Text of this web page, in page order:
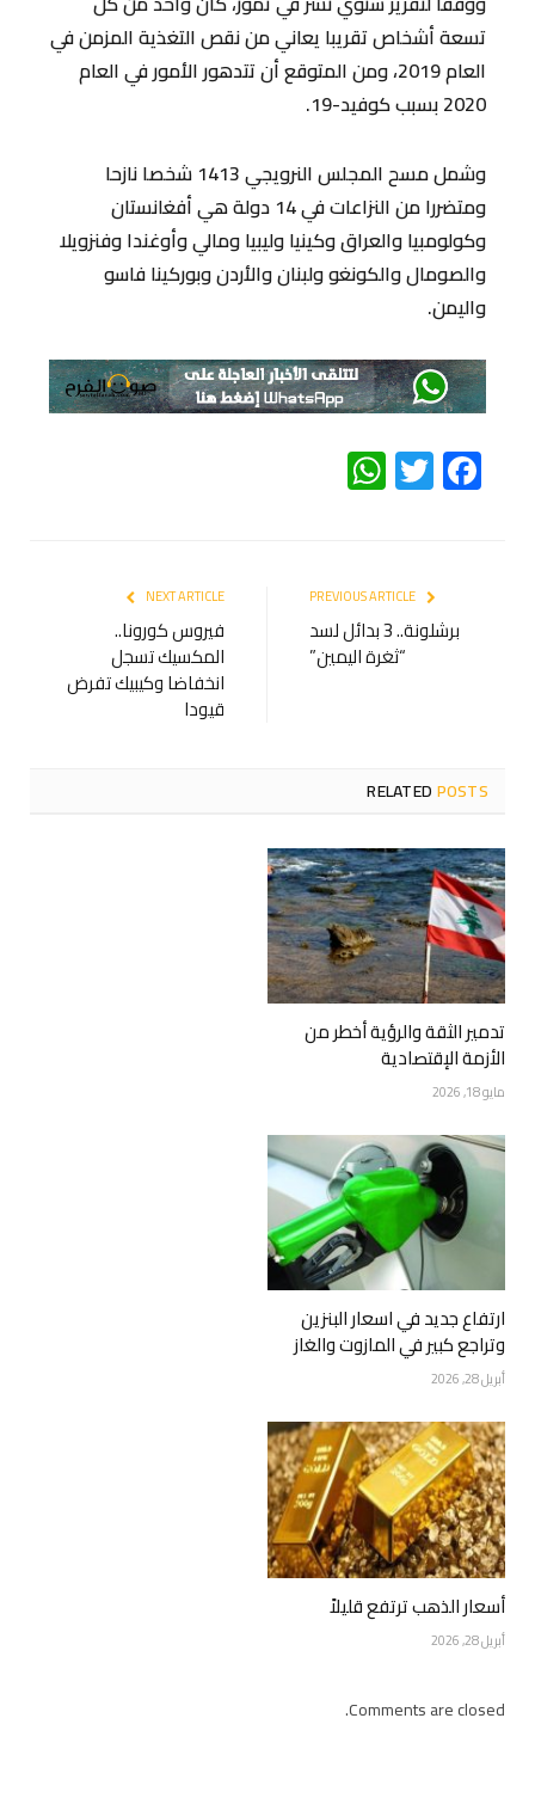
تسعة أشخاص تقريبا يعاني من نقص التغذية المزمن في
العام 2019، ومن المتوقع أن تتدهور الأمور في العام
2020 بسبب كوفيد-19.
وشمل مسح المجلس النرويجي 1413 شخصا نازحا
ومتضررا من النزاعات في 14 دولة هي أفغانستان
وكولومبيا والعراق وكينيا وليبيا ومالي وأوغندا وفنزويلا
والصومال والكونغو ولبنان والأردن وبوركينا فاسو
واليمن.
Facebook
Twitter
WhatsApp
برشلونة.. 3 بدائل لسد
“ثغرة اليمين”
NEXT ARTICLE
فيروس كورونا..
المكسيك تسجل
انخفاضا وكيبيك تفرض
قيودا
RELATEDPOSTS
تدمير الثقة والرؤية أخطر من
الأزمة الإقتصادية
مايو 18, 2026
ارتفاع جديد في اسعار البنزين
وتراجع كبير في المازوت والغاز
أبريل 28, 2026
أسعار الذهب ترتفع قليلاً
أبريل 28, 2026
Comments are closed.